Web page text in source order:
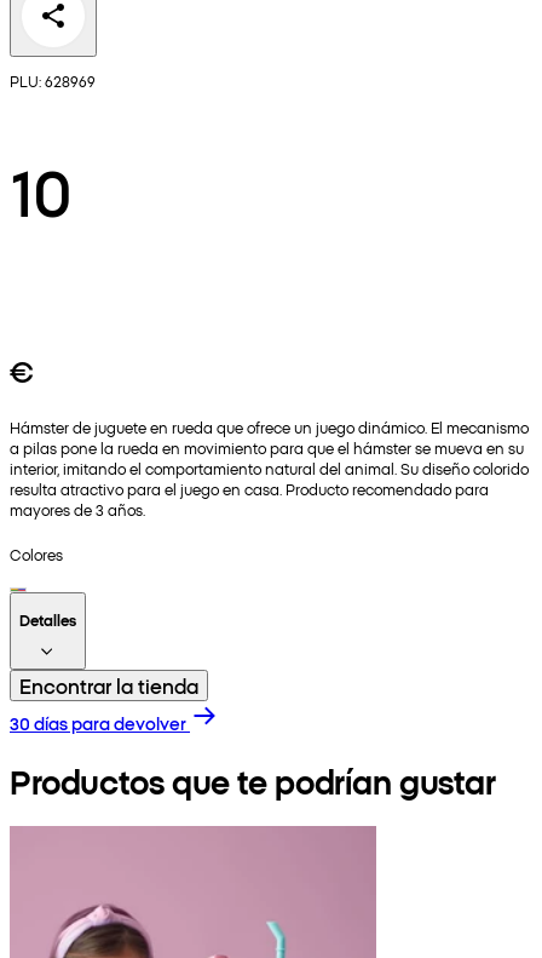
PLU: 628969
10
€
Hámster de juguete en rueda que ofrece un juego dinámico. El mecanismo
a pilas pone la rueda en movimiento para que el hámster se mueva en su
interior, imitando el comportamiento natural del animal. Su diseño colorido
resulta atractivo para el juego en casa. Producto recomendado para
mayores de 3 años.
Colores
Detalles
Encontrar la tienda
30 días para devolver
Productos que te podrían gustar